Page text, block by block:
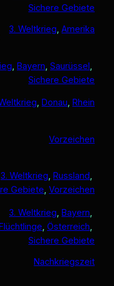
Sichere Gebiete
3. Weltkrieg Amerika
Bayern Saurüssel
Sichere Gebiete
Donau Rhein
Vorzeichen
3. Weltkrieg, Russland,
Gebiete, Vorzeichen
3. Weltkrieg Bayern
Österreich
Sichere Gebiete
Nachkriegszeit